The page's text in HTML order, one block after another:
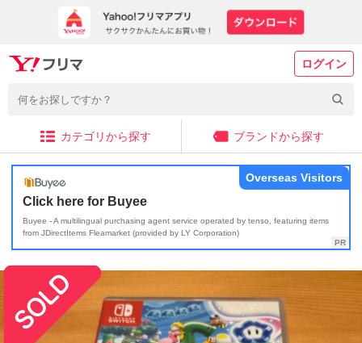
ログイン
カテゴリから探す ブランドから探す
Click here for Buyee
Buyee - A multilingual purchasing agent service operated by tenso, featuring items
from JDirectItems Fleamarket (provided by LY Corporation)
Overseas Visitors